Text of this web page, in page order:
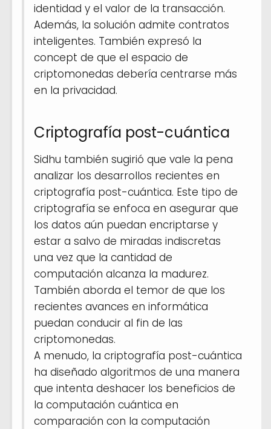
identidad y el valor de la transacción.
Además, la solución admite contratos
inteligentes. También expresó la
concept de que el espacio de
criptomonedas debería centrarse más
en la privacidad.
Criptografía post-cuántica
Sidhu también sugirió que vale la pena
analizar los desarrollos recientes en
criptografía post-cuántica. Este tipo de
criptografía se enfoca en asegurar que
los datos aún puedan encriptarse y
estar a salvo de miradas indiscretas
una vez que la cantidad de
computación alcanza la madurez.
También aborda el temor de que los
recientes avances en informática
puedan conducir al fin de las
criptomonedas.
A menudo, la criptografía post-cuántica
ha diseñado algoritmos de una manera
que intenta deshacer los beneficios de
la computación cuántica en
comparación con la computación